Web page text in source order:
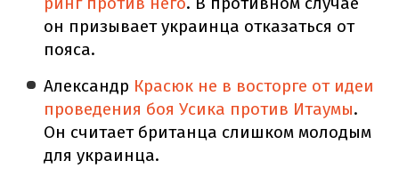
он призывает украинца отказаться от
пояса.
Александр Красюк не в восторге от идеи
проведения боя Усика против Итаумы.
Он считает британца слишком молодым
для украинца.